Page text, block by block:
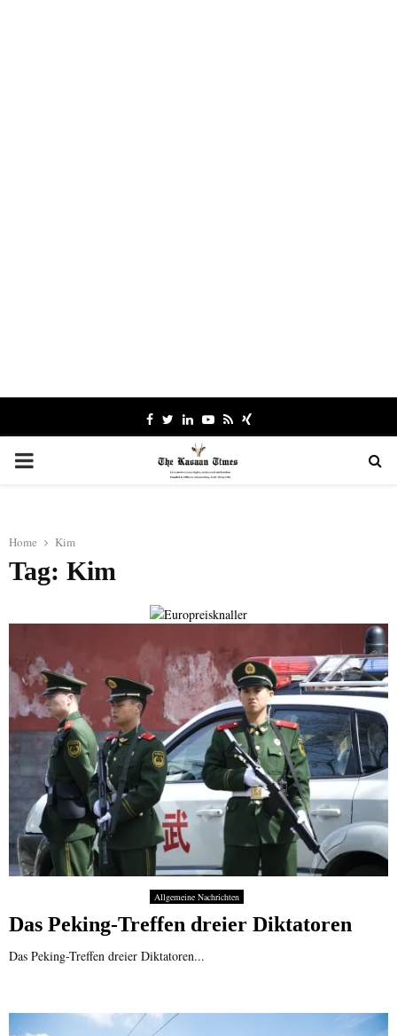
Facebook
TwitterLinkedinYoutube
RssXing
PRIMARY
Home Kim
Tag: Kim
Allgemeine Nachrichten
Das Peking-Treffen dreier Diktatoren
Das Peking-Treffen dreier Diktatoren...